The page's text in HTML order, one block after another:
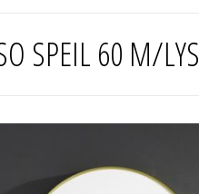
SPEIL 60 M/LYS